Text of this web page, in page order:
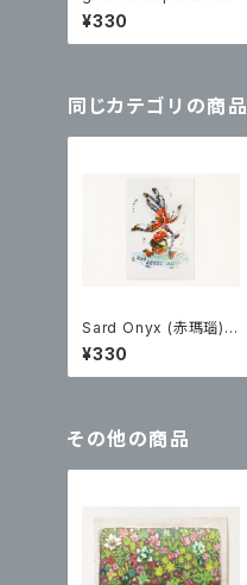
¥330
同じカテゴリの商品
Sard Onyx (赤瑪瑙)×
Sプリズムポストカード
¥330
その他の商品